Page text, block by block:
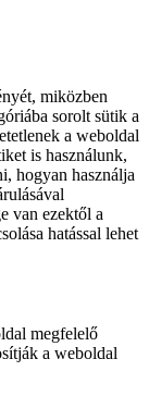
miközben
sorolt sütik a
a weboldal
is használunk,
hogyan használja
van ezektől a
hatással lehet
megfelelő
a weboldal